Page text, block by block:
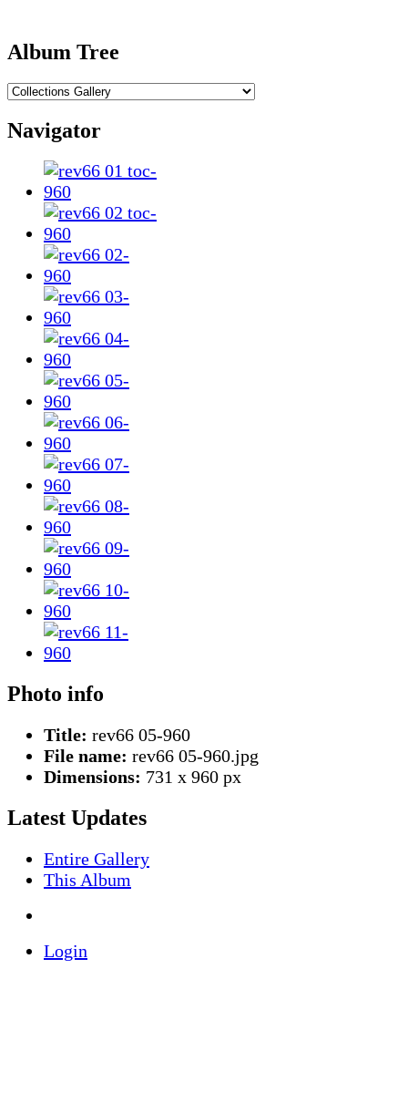
Album Tree
Navigator
Photo info
Title: rev66 05-960
File name: rev66 05-960.jpg
Dimensions: 731 x 960 px
Latest Updates
Entire Gallery
This Album
Login